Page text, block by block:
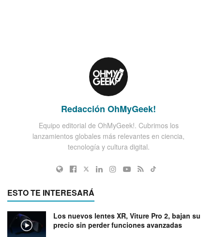
Redacción OhMyGeek!
Equipo editorial de OhMyGeek!. Cubrimos los
lanzamientos globales más relevantes en ciencia,
tecnología y cultura digital.
ESTO TE INTERESARÁ
Los nuevos lentes XR, Viture Pro 2, bajan su
precio sin perder funciones avanzadas